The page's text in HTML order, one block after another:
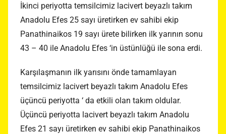
İkinci periyotta temsilcimiz lacivert beyazlı takım
Anadolu Efes 25 sayı üretirken ev sahibi ekip
Panathinaikos 19 sayı ürete bilirken ilk yarının sonu
43 – 40 ile Anadolu Efes ‘in üstünlüğü ile sona erdi.
Karşılaşmanın ilk yarısını önde tamamlayan
temsilcimiz lacivert beyazlı takım Anadolu Efes
üçüncü periyotta ‘ da etkili olan takım oldular.
Üçüncü periyotta lacivert beyazlı takım Anadolu
Efes 21 sayı üretirken ev sahibi ekip Panathinaikos